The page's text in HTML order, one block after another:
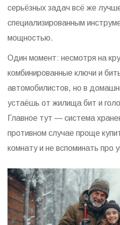
серьёзных задач всё же
специализированным
мощностью.
Один момент: несмотря на
комбинированные ключи и
автомобилистов, но в
устаёшь от жилища бит и
Главное тут — система
противном случае проще
комнату и не вспоминать про